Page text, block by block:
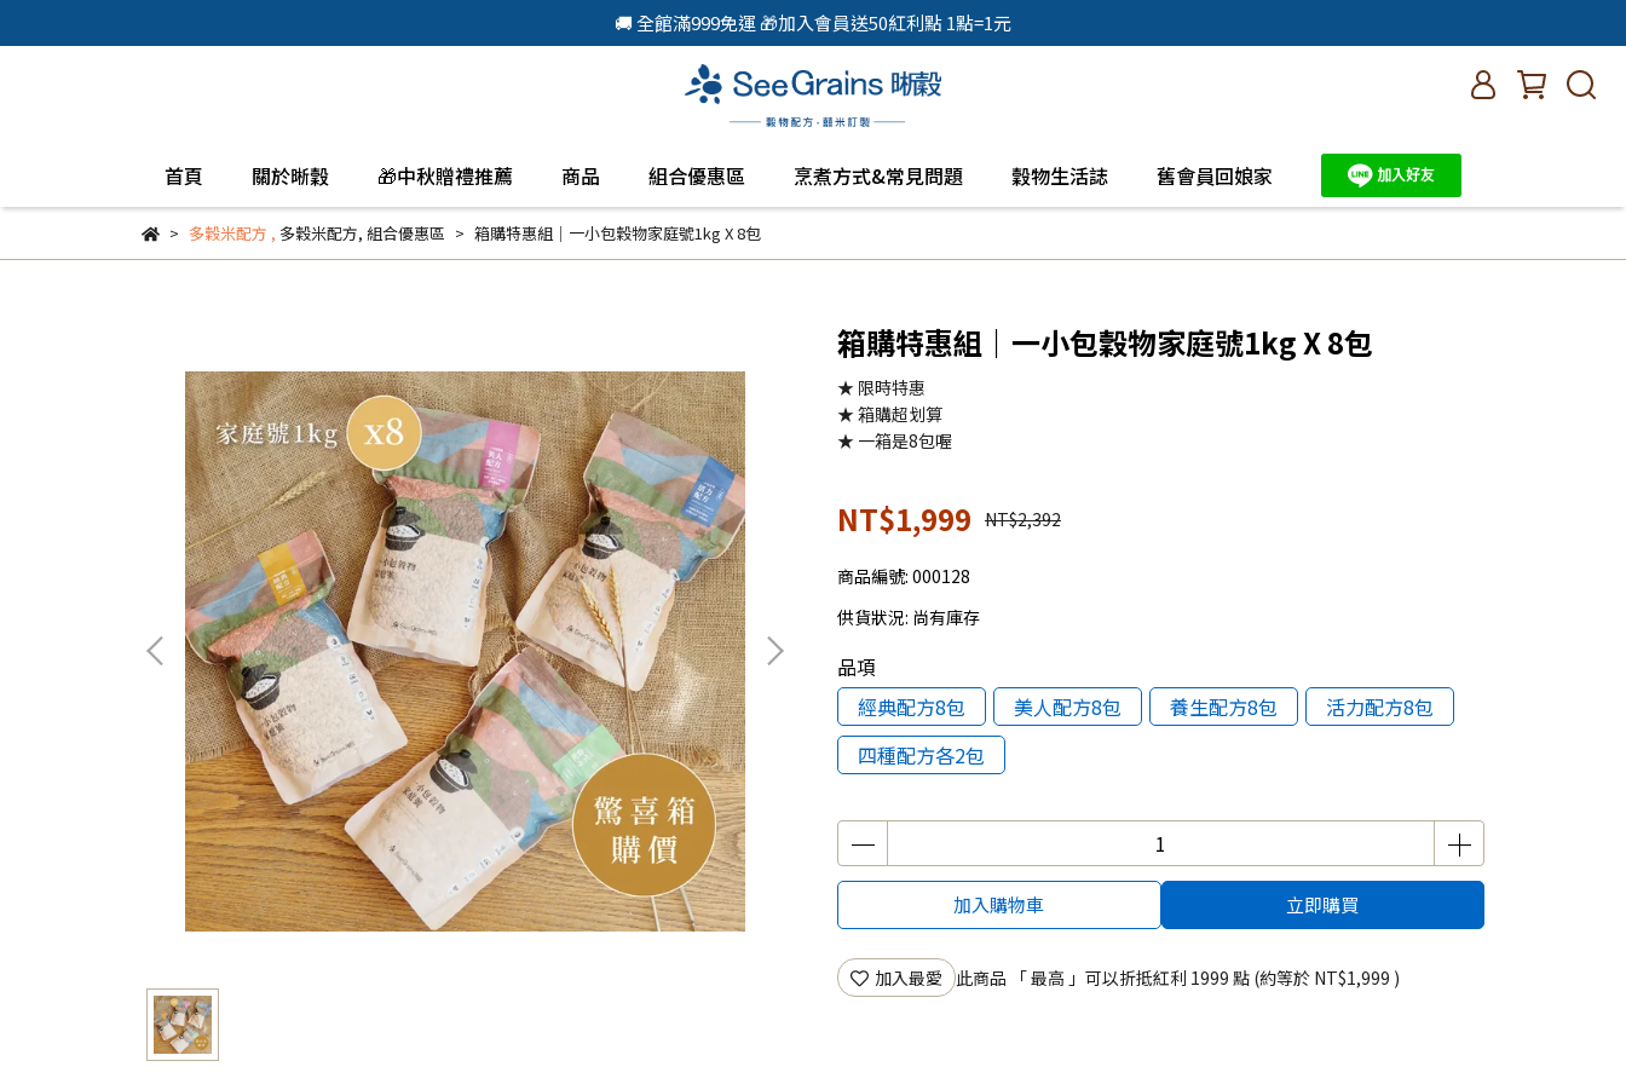
🚚 全館滿999免運 🎁加入會員送50紅利點 1點=1元
首頁 關於晰穀 🎁中秋贈禮推薦 商品 組合優惠區 烹煮方式&常見問題 穀物生活誌 舊會員回娘家
多穀米配方 , 多穀米配方, 組合優惠區 箱購特惠組｜一小包穀物家庭號1kg X 8包
箱購特惠組｜一小包穀物家庭號1kg X 8包
★ 限時特惠
★ 箱購超划算
★ 一箱是8包喔
NT$1,999 NT$2,392
商品編號: 000128
供貨狀況: 尚有庫存
品項
經典配方8包
美人配方8包 養生配方8包
活力配方8包
四種配方各2包
加入購物車 立即購買
加入最愛 此商品 「 最高 」可以折抵紅利 1999 點 (約等於 NT$1,999 )